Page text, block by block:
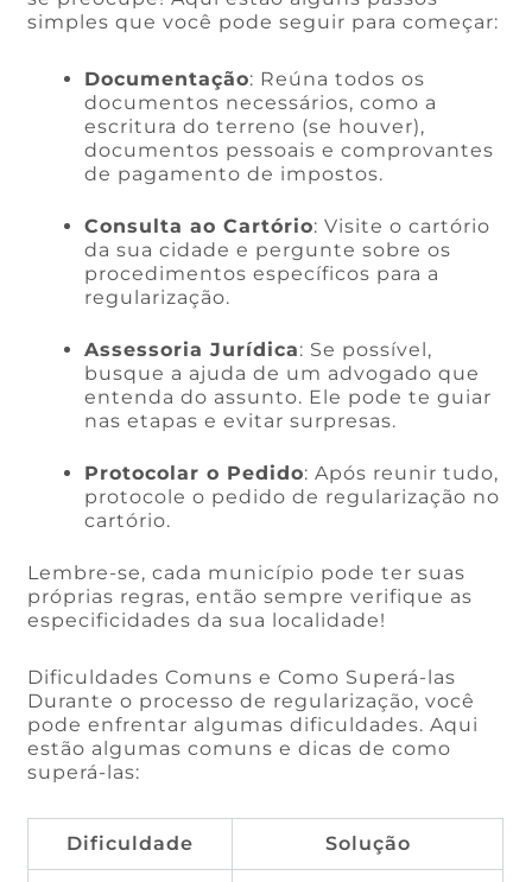
simples que você pode seguir para começar:
Documentação: Reúna todos os
documentos necessários, como a
escritura do terreno (se houver),
documentos pessoais e comprovantes
de pagamento de impostos.
Consulta ao Cartório: Visite o cartório
da sua cidade e pergunte sobre os
procedimentos específicos para a
regularização.
Assessoria Jurídica: Se possível,
busque a ajuda de um advogado que
entenda do assunto. Ele pode te guiar
nas etapas e evitar surpresas.
Protocolar o Pedido: Após reunir tudo,
protocole o pedido de regularização no
cartório.
Lembre-se, cada município pode ter suas
próprias regras, então sempre verifique as
especificidades da sua localidade!
Dificuldades Comuns e Como Superá-las
Durante o processo de regularização, você
pode enfrentar algumas dificuldades. Aqui
estão algumas comuns e dicas de como
superá-las:
Dificuldade Solução